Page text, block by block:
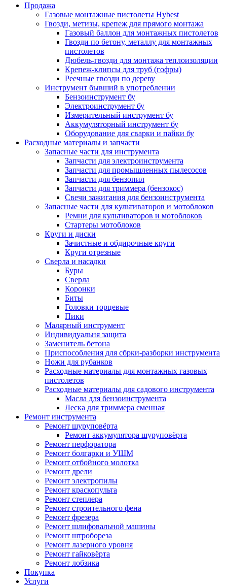
Продажа
Газовые монтажные пистолеты Hybest
Гвозди, метизы, крепеж для прямого монтажа
Газовый баллон для монтажных пистолетов
Гвозди по бетону, металлу для монтажных
пистолетов
Дюбель-гвозди для монтажа теплоизоляции
Крепеж-клипсы для труб (гофры)
Реечные гвозди по дереву
Инструмент бывший в употреблении
Бензоинструмент бу
Электроинструмент бу
Измерительный инструмент бу
Аккумуляторный инструмент бу
Оборудование для сварки и пайки бу
Расходные материалы и запчасти
Запасные части для инструмента
Запчасти для электроинструмента
Запчасти для промышленных пылесосов
Запчасти для бензопил
Запчасти для триммера (бензокос)
Свечи зажигания для бензоинструмента
Запасные части для культиваторов и мотоблоков
Ремни для культиваторов и мотоблоков
Стартеры мотоблоков
Круги и диски
Зачистные и обдирочные круги
Круги отрезные
Сверла и насадки
Буры
Сверла
Коронки
Биты
Головки торцевые
Пики
Малярный инструмент
Индивидуальня защита
Заменитель бетона
Приспособления для сбрки-разборки инструмента
Ножи для рубанков
Расходные материалы для монтажных газовых
пистолетов
Расходные материалы для садового инструмента
Масла для бензоинструмента
Леска для триммера сменная
Ремонт инструмента
Ремонт шуруповёрта
Ремонт аккумулятора шуруповёрта
Ремонт перфоратора
Ремонт болгарки и УШМ
Ремонт отбойного молотка
Ремонт дрели
Ремонт электропилы
Ремонт краскопульта
Ремонт степлера
Ремонт строительного фена
Ремонт фрезера
Ремонт шлифовальной машины
Ремонт штробореза
Ремонт лазерного уровня
Ремонт гайковёрта
Ремонт лобзика
Покупка
Услуги